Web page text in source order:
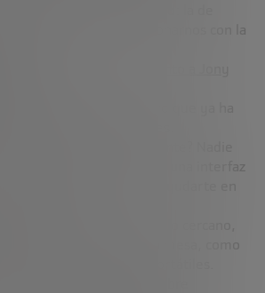
una nueva necesidad: la de
específico para relacionarnos con la
un hardware propio junto a Jony
muy reservado pero que ya ha
millones de dólares.
o un altavoz inteligente? Nadie
objetivo está claro: crear una interfaz
de ver lo que tú ves y ayudarte en
las
Glasses
otras opciones sobre la mesa, como
o nuevos dispositivos portátiles.
nuevas preguntas sobre